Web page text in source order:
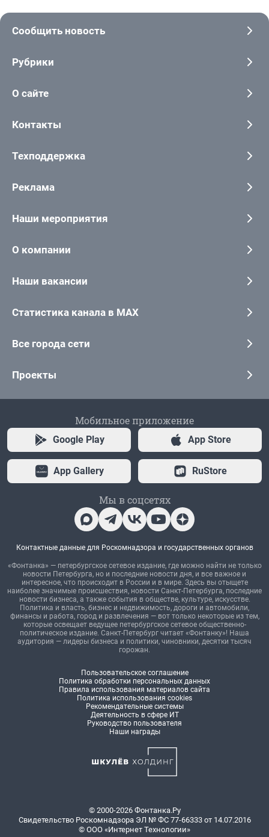
Сообщить новость
Рубрики
О сайте
Контакты
Техподдержка
Реклама
Наши мероприятия
О компании
Наши вакансии
Статистика канала в MAX
Все города сети
Проекты
Мобильное приложение
Google Play App Store
App Gallery RuStore
Мы в соцсетях
Контактные данные для Роскомнадзора и государственных органов
«Фонтанка» — петербургское сетевое издание, где можно найти не только
новости Петербурга, но и последние новости дня, и все важное и
интересное, что происходит в России и в мире. Здесь вы отыщете
наиболее значимые происшествия, новости Санкт-Петербурга, последние
новости бизнеса, а также события в обществе, культуре, искусстве.
Политика и власть, бизнес и недвижимость, дороги и автомобили,
финансы и работа, город и развлечения — вот только некоторые из тем,
которые освещает ведущее петербургское сетевое общественно-
политическое издание. Санкт-Петербург читает «Фонтанку»! Наша
аудитория — лидеры бизнеса и политики, чиновники, десятки тысяч
горожан.
Пользовательское соглашение
Политика обработки персональных данных
Правила использования материалов сайта
Политика использования cookies
Рекомендательные системы
Деятельность в сфере ИТ
Руководство пользователя
Наши награды
© 2000-2026 Фонтанка.Ру
Свидетельство Роскомнадзора ЭЛ № ФС 77-66333 от 14.07.2016
© ООО «Интернет Технологии»